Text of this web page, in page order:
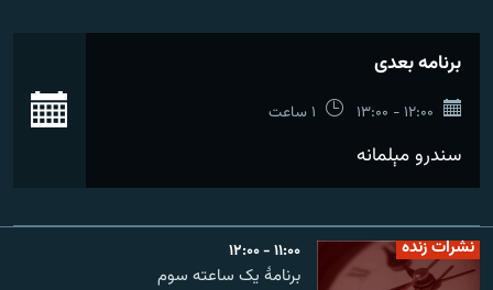
همۀ سایت‌های رادیو آزادی/ رادیو اروپای آزاد
برنامه بعدی
۱۲:۰۰ - ۱۳:۰۰ ۱ ساعت
سندرو مېلمانه
نشرات زنده ۱۱:۰۰ - ۱۲:۰۰
برنامۀ یک ساعته سوم